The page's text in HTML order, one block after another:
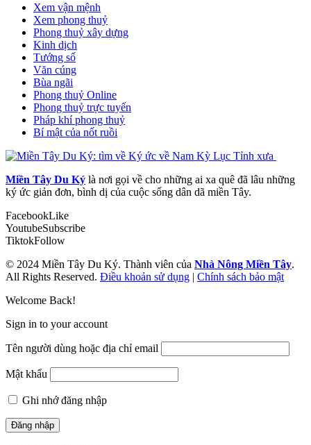
Xem vận mệnh
Xem phong thuỷ
Phong thuỷ xây dựng
Kinh dịch
Tướng số
Văn cúng
Bùa ngãi
Phong thuỷ Online
Phong thuỷ trực tuyến
Pháp khí phong thuỷ
Bí mật của nốt ruồi
Miền Tây Du Ký là nơi gọi về cho những ai xa quê đã lâu những
ký ức giản đơn, bình dị của cuộc sống dân dã miền Tây.
FacebookLike
YoutubeSubscribe
TiktokFollow
© 2024 Miền Tây Du Ký. Thành viên của Nhà Nông Miền Tây.
All Rights Reserved. Điều khoản sử dụng | Chính sách bảo mật
Welcome Back!
Sign in to your account
Tên người dùng hoặc địa chỉ email
Mật khẩu
Ghi nhớ đăng nhập